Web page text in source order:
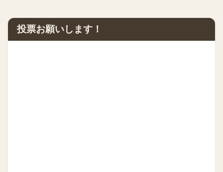
投票お願いします！